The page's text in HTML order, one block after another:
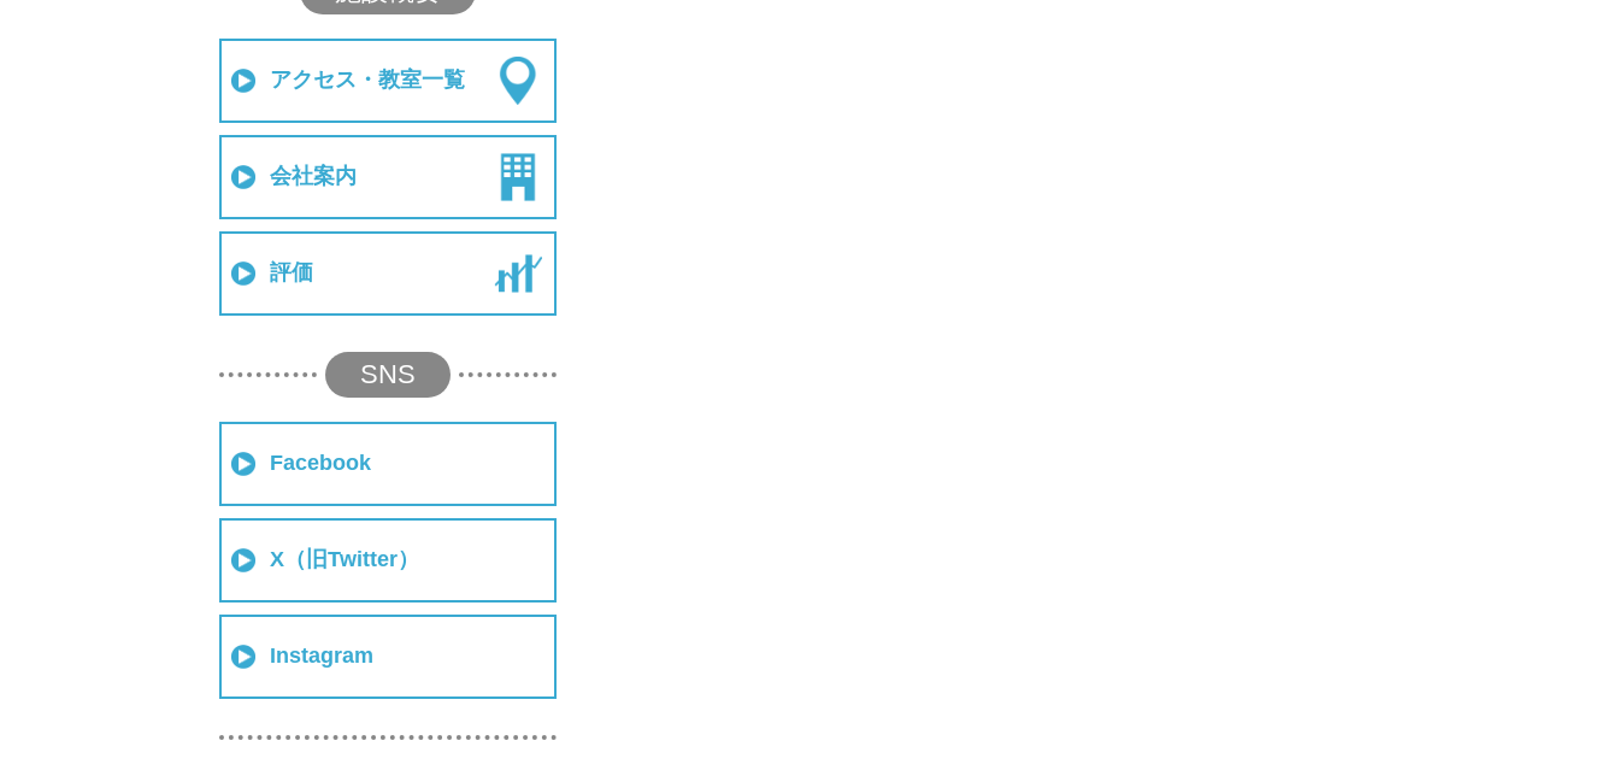
アクセス・教室一覧
会社案内
評価
SNS
Facebook
X（旧Twitter）
Instagram